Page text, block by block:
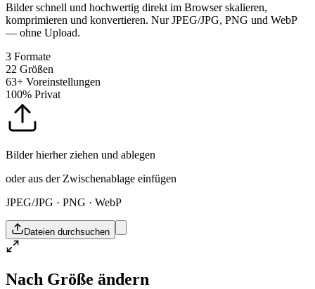
Bilder schnell und hochwertig direkt im Browser skalieren,
komprimieren und konvertieren. Nur JPEG/JPG, PNG und WebP
— ohne Upload.
3 Formate
22 Größen
63+ Voreinstellungen
100% Privat
Bilder hierher ziehen und ablegen
oder aus der Zwischenablage einfügen
JPEG/JPG · PNG · WebP
Dateien durchsuchen
Nach Größe ändern